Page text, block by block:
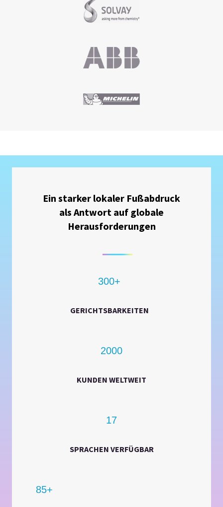
Ein starker lokaler Fußabdruck
als Antwort auf globale
Herausforderungen
300+
GERICHTSBARKEITEN
2000
KUNDEN WELTWEIT
17
SPRACHEN VERFÜGBAR
85+